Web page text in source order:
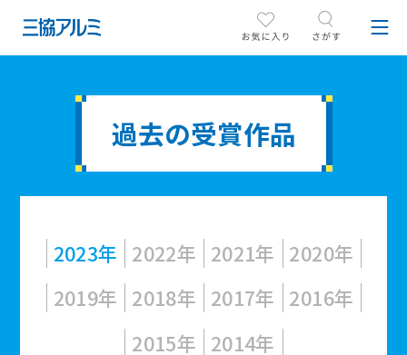
過去の受賞作品
2023年 2022年 2021年 2020年
2019年 2018年 2017年 2016年
2015年 2014年